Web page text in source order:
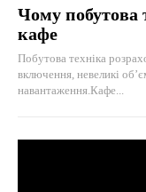
Чому побутова
кафе
Побутова техніка
включення, невеликі
навантаження.Кафе...